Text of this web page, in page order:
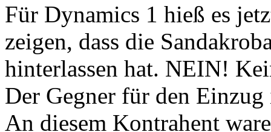
Für Dynamics 1 hieß es
zeigen, dass die
hinterlassen hat. NEIN!
Der Gegner für den
An diesem Kontrahent